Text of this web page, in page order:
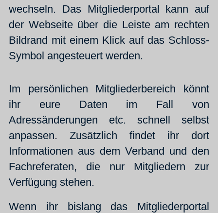
wechseln. Das Mitgliederportal kann auf
der Webseite über die Leiste am rechten
Bildrand mit einem Klick auf das Schloss-
Symbol angesteuert werden.
Im persönlichen Mitgliederbereich könnt
ihr eure Daten im Fall von
Adressänderungen etc. schnell selbst
anpassen. Zusätzlich findet ihr dort
Informationen aus dem Verband und den
Fachreferaten, die nur Mitgliedern zur
Verfügung stehen.
Wenn ihr bislang das Mitgliederportal